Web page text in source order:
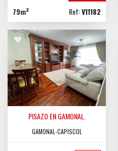
79m² Ref:V11182
PISAZO EN GAMONAL.
GAMONAL-CAPISCOL